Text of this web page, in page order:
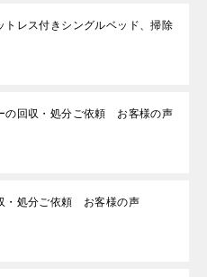
トレス付きシングルベッド、掃除
の回収・処分ご依頼 お客様の声
・処分ご依頼 お客様の声